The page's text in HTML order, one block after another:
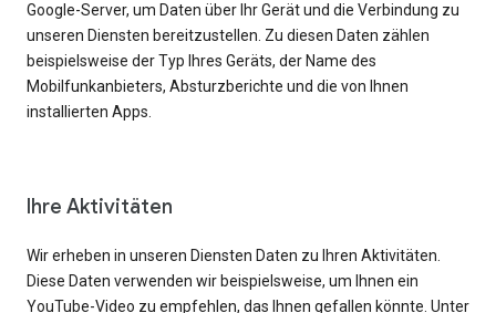
Google-Server, um Daten über Ihr Gerät und die Verbindung zu
unseren Diensten bereitzustellen. Zu diesen Daten zählen
beispielsweise der Typ Ihres Geräts, der Name des
Mobilfunkanbieters, Absturzberichte und die von Ihnen
installierten Apps.
Ihre Aktivitäten
Wir erheben in unseren Diensten Daten zu Ihren Aktivitäten.
Diese Daten verwenden wir beispielsweise, um Ihnen ein
YouTube-Video zu empfehlen, das Ihnen gefallen könnte. Unter